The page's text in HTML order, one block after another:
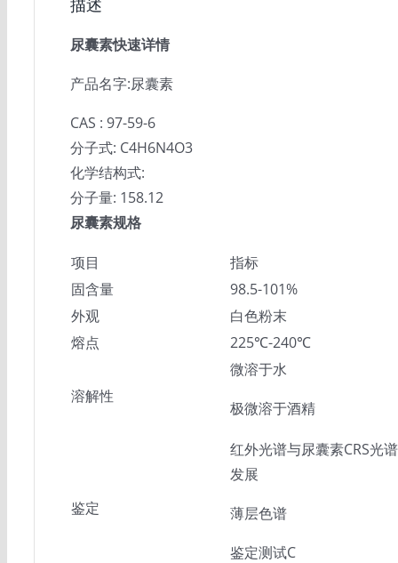
描述
尿囊素快速详情
产品名字:尿囊素
CAS : 97-59-6
分子式: C4H6N4O3
化学结构式:
分子量: 158.12
尿囊素规格
项目
指标
固含量
98.5-101%
外观
白色粉末
熔点
225℃-240℃
溶解性
微溶于水
极微溶于酒精
鉴定
红外光谱与尿囊素CRS光
发展
薄层色谱
鉴定测试C